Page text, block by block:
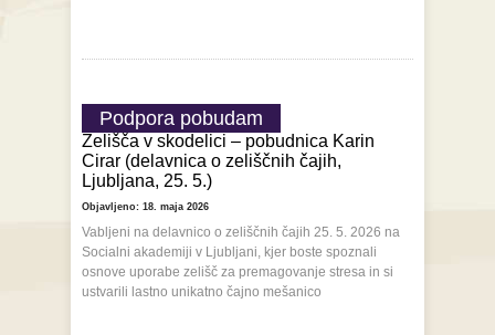
Podpora pobudam
Zelišča v skodelici – pobudnica Karin
Cirar (delavnica o zeliščnih čajih,
Ljubljana, 25. 5.)
Objavljeno: 18. maja 2026
Vabljeni na delavnico o zeliščnih čajih 25. 5. 2026 na
Socialni akademiji v Ljubljani, kjer boste spoznali
osnove uporabe zelišč za premagovanje stresa in si
ustvarili lastno unikatno čajno mešanico